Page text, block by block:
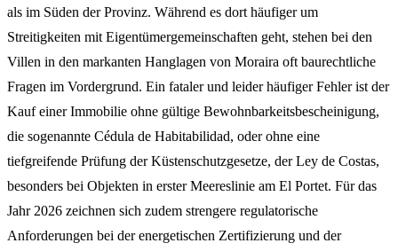
als im Süden der Provinz. Während es dort häufiger um
Streitigkeiten mit Eigentümergemeinschaften geht, stehen bei den
Villen in den markanten Hanglagen von Moraira oft baurechtliche
Fragen im Vordergrund. Ein fataler und leider häufiger Fehler ist der
Kauf einer Immobilie ohne gültige Bewohnbarkeitsbescheinigung,
die sogenannte Cédula de Habitabilidad, oder ohne eine
tiefgreifende Prüfung der Küstenschutzgesetze, der Ley de Costas,
besonders bei Objekten in erster Meereslinie am El Portet. Für das
Jahr 2026 zeichnen sich zudem strengere regulatorische
Anforderungen bei der energetischen Zertifizierung und der